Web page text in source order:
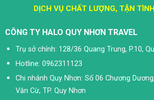
DỊCH VỤ CHẤT LƯỢNG, TẬN
CÔNG TY HALO QUY NHƠN TRAVEL
Trụ sở chính: 128/36 Quang Trung, P.10,
Hotline: 0962311123
Chi nhánh Quy Nhơn: Số 06 Chương
Văn Cừ, TP. Quy Nhơn